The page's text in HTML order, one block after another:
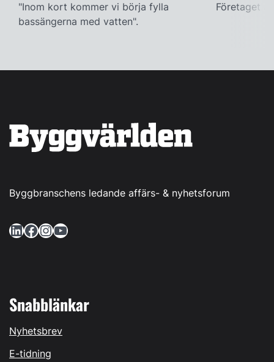
"Inom kort kommer vi börja fylla
bassängerna med vatten".
Företaget
Byggbranschens ledande affärs- & nyhetsforum
LinkedIn Facebook InstagramYouTube
Snabblänkar
Nyhetsbrev
E-tidning